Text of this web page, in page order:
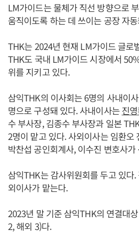
LM가이드는 물체가 직선 방향으로
움직이도록 하는 데 쓰이는 공장 자
THK는 2024년 현재 LM가이드 글로
THK도 국내 LM가이드 시장에서
위를 지키고 있다.
삼익THK의 이사회는 6명의 사내이
명으로 구성돼 있다. 사내이사는진
수 부사장, 김종수 부사장과 일본
2명이 맡고 있다. 사외이사는 임환오
박찬섭 공인회계사, 이수진 변호사가
삼익THK는 감사위원회를 두고 있다
외이사가 맡는다.
2023년 말 기준 삼익THK의 연결대
2, 해외 3)다.